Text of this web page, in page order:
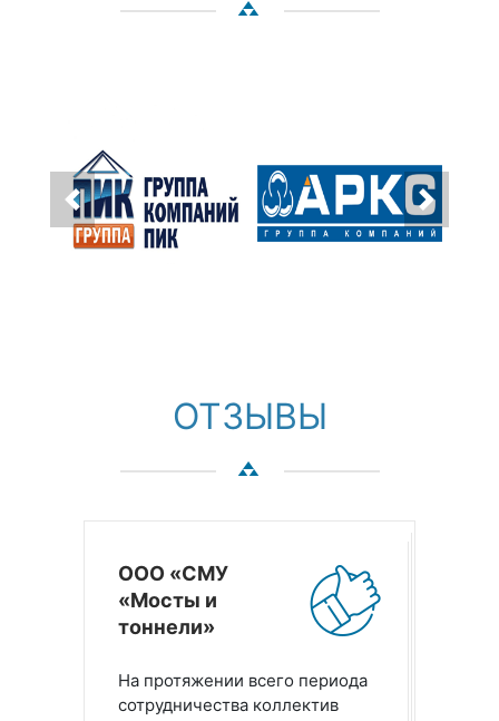
ОТЗЫВЫ
ООО «СМУ
«Мосты и
тоннели»
На протяжении всего периода
сотрудничества коллектив